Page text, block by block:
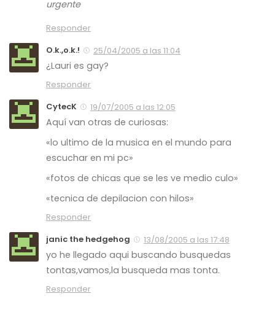
urgente
Responder
O.k.,o.k.!
25/04/2005 a las 11:04
¿Lauri es gay?
Responder
CytecK
19/07/2005 a las 12:05
Aquí van otras de curiosas:
«lo ultimo de la musica en el mundo para
escuchar en mi pc»
«fotos de chicas que se les ve medio culo»
«tecnica de depilacion con hilos»
Responder
janic the hedgehog
13/08/2005 a las 17:48
yo he llegado aqui buscando busquedas
tontas,vamos,la busqueda mas tonta.
Responder